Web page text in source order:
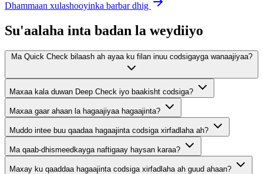
Dhammaan xulashooyinka barbar dhig
Su'aalaha inta badan la weydiiyo
Ma Quick Check bilaash ah ayaa ku filan inuu codsigayga wanaajiyaa?
Maxaa kala duwan Deep Check iyo baakisht codsiga?
Maxaa gaar ahaan la hagaajiyaa hagaajinta?
Muddo intee buu qaadaa hagaajinta codsiga xirfadlaha ah?
Ma qaab-dhismeedkayga naftigaay haysan karaa?
Maxay ku qaaddaa hagaajinta codsiga xirfadlaha ah guud ahaan?